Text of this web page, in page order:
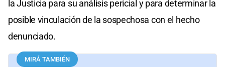
la Justicia para su análisis pericial y para determinar la
posible vinculación de la sospechosa con el hecho
denunciado.
MIRÁ TAMBIÉN